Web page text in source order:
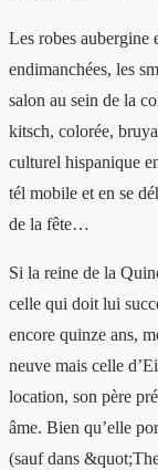
Les robes aubergine
endimanchées, les
salon au sein de la
kitsch, colorée,
culturel hispanique
tél mobile et en se
de la fête…
Si la reine de la
celle qui doit lui
encore quinze ans,
neuve mais celle
location, son père
âme. Bien qu’elle
(sauf dans